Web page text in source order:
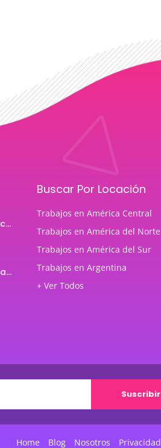
Programador de aplicaciones Android
Profesor de Programación Java
Buscar Por Locación
Trabajos en América Central
Trabajos en América del Norte
Trabajos en América del Sur
Trabajos en Argentina
+ Ver Todos
Suscribir
Home Blog Nosotros Privacidad